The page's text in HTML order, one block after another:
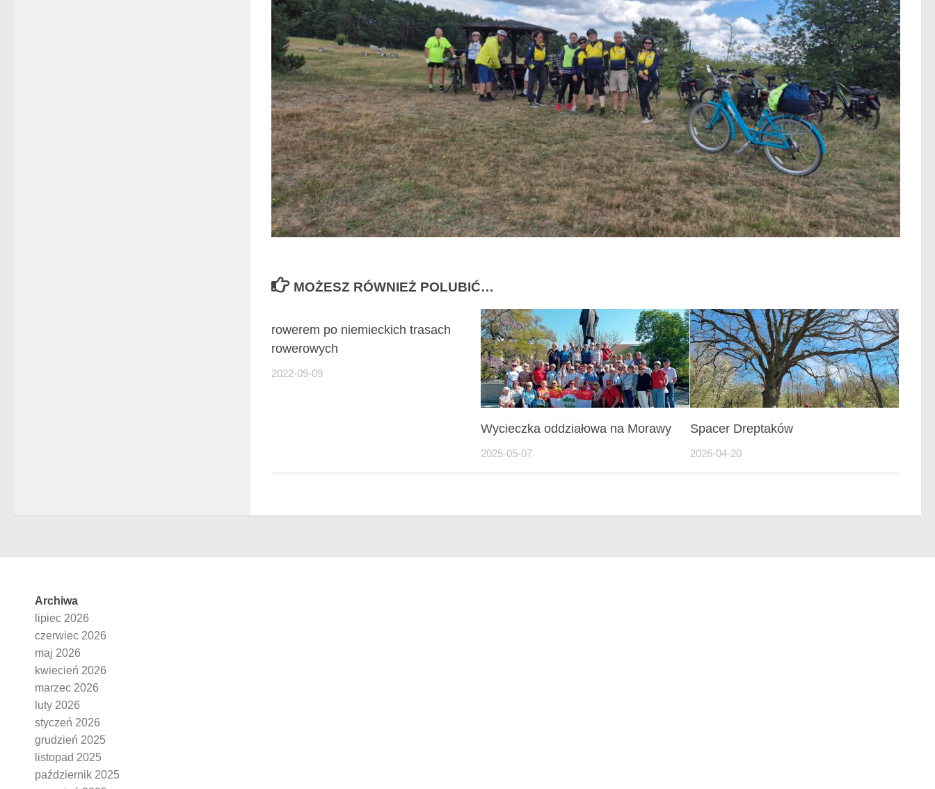
MOŻESZ RÓWNIEŻ POLUBIĆ…
rowerem po niemieckich trasach
rowerowych
2022-09-09
Wycieczka oddziałowa na Morawy
2025-05-07
Spacer Dreptaków
2026-04-20
Archiwa
lipiec 2026
czerwiec 2026
maj 2026
kwiecień 2026
marzec 2026
luty 2026
styczeń 2026
grudzień 2025
listopad 2025
październik 2025